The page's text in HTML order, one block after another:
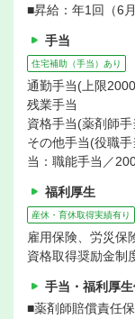
■昇給：年1回（6
手当
住宅補助（手当）あり
通勤手当(上限
残業手当
資格手当(薬剤師
その他手当(役職
当：職能手当／
福利厚生
産休・育休取得実績有り
雇用保険、労災保
資格取得奨励金制
手当・福利厚
■薬剤師賠償責任